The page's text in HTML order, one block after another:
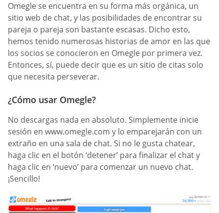
Omegle se encuentra en su forma más orgánica, un
sitio web de chat, y las posibilidades de encontrar su
pareja o pareja son bastante escasas. Dicho esto,
hemos tenido numerosas historias de amor en las que
los socios se conocieron en Omegle por primera vez.
Entonces, sí, puede decir que es un sitio de citas solo
que necesita perseverar.
¿Cómo usar Omegle?
No descargas nada en absoluto. Simplemente inicie
sesión en www.omegle.com y lo emparejarán con un
extraño en una sala de chat. Si no le gusta chatear,
haga clic en el botón ‘detener’ para finalizar el chat y
haga clic en ‘nuevo’ para comenzar un nuevo chat.
¡Sencillo!